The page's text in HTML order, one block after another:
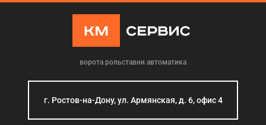
ворота рольставни автоматика
г. Ростов-на-Дону, ул. Армянская, д. 6, офис 4